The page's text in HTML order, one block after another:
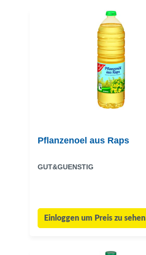
Pflanzenoel aus Raps
GUT&GUENSTIG
Einloggen um Preis zu sehen